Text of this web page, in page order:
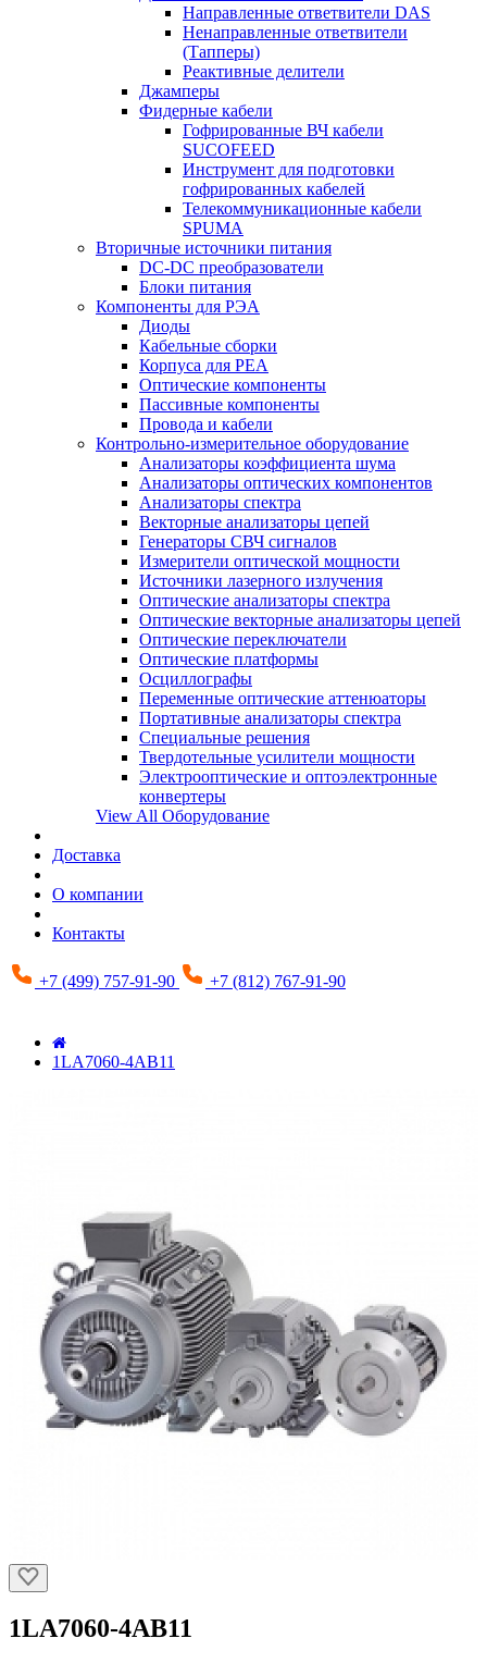
Направленные ответвители DAS
Ненаправленные ответвители
(Тапперы)
Реактивные делители
Джамперы
Фидерные кабели
Гофрированные ВЧ кабели
SUCOFEED
Инструмент для подготовки
гофрированных кабелей
Телекоммуникационные кабели
SPUMA
Вторичные источники питания
DC-DC преобразователи
Блоки питания
Компоненты для РЭА
Диоды
Кабельные сборки
Корпуса для РЕА
Оптические компоненты
Пассивные компоненты
Провода и кабели
Контрольно-измерительное оборудование
Анализаторы коэффициента шума
Анализаторы оптических компонентов
Анализаторы спектра
Векторные анализаторы цепей
Генераторы СВЧ сигналов
Измерители оптической мощности
Источники лазерного излучения
Оптические анализаторы спектра
Оптические векторные анализаторы цепей
Оптические переключатели
Оптические платформы
Осциллографы
Переменные оптические аттенюаторы
Портативные анализаторы спектра
Специальные решения
Твердотельные усилители мощности
Электрооптические и оптоэлектронные
конвертеры
View All Оборудование
Доставка
О компании
Контакты
+7 (499) 757-91-90 +7 (812) 767-91-90
1LA7060-4AB11
1LA7060-4AB11